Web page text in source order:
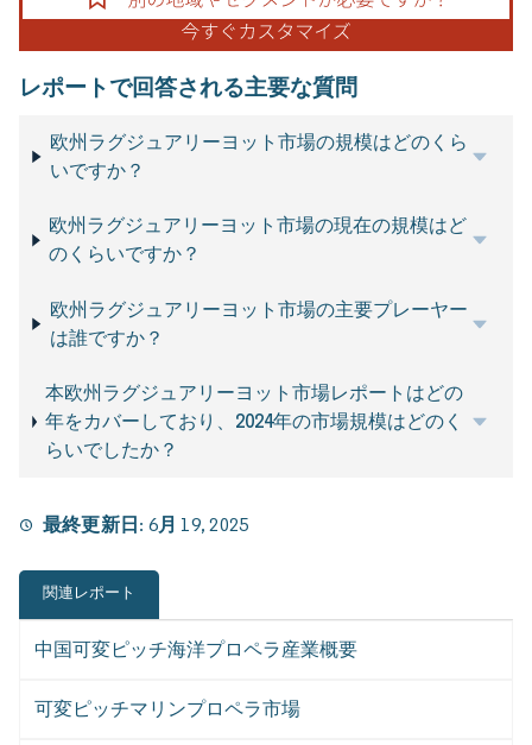
レポートで回答される主要な質問
欧州ラグジュアリーヨット市場の規模はどのくら
いですか？
欧州ラグジュアリーヨット市場の現在の規模はど
のくらいですか？
欧州ラグジュアリーヨット市場の主要プレーヤー
は誰ですか？
本欧州ラグジュアリーヨット市場レポートはどの
年をカバーしており、2024年の市場規模はどのく
らいでしたか？
最終更新日: 6月 19, 2025
関連レポート
中国可変ピッチ海洋プロペラ産業概要
可変ピッチマリンプロペラ市場